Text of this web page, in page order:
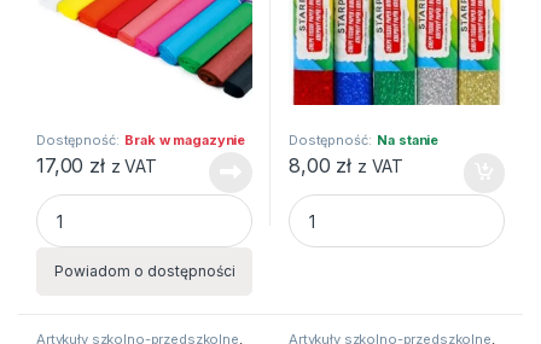
Dostępność: Brak w magazynie
17,00 zł z VAT
BIBUŁA 10kolorów ZESTAW 1 Fiorello quantity
Powiadom o dostępności
Dostępność: Na stanie
8,00 zł z VAT
BIBULA METALC MAR
Artykuły szkolno-przedszkolne, Artykuły szkolno-przedszkolne,